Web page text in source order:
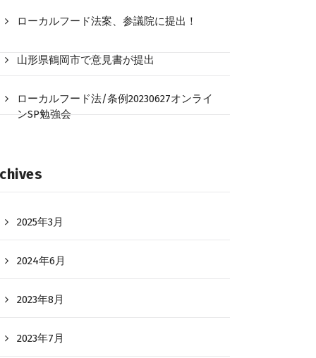
ローカルフード法案、参議院に提出！
山形県鶴岡市で意見書が提出
ローカルフード法/条例20230627オンライ
ンSP勉強会
2025年3月
2024年6月
2023年8月
2023年7月